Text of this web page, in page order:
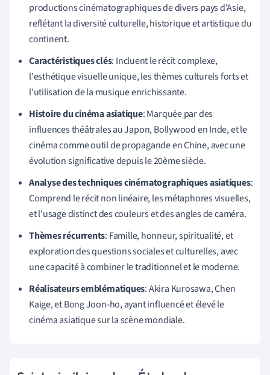
productions cinématographiques de divers pays d'Asie,
reflétant la diversité culturelle, historique et artistique du
continent.
Caractéristiques clés: Incluent le récit complexe,
l'esthétique visuelle unique, les thèmes culturels forts et
l'utilisation de la musique enrichissante.
Histoire du cinéma asiatique: Marquée par des
influences théâtrales au Japon, Bollywood en Inde, et le
cinéma comme outil de propagande en Chine, avec une
évolution significative depuis le 20ème siècle.
Analyse des techniques cinématographiques asiatiques:
Comprend le récit non linéaire, les métaphores visuelles,
et l'usage distinct des couleurs et des angles de caméra.
Thèmes récurrents: Famille, honneur, spiritualité, et
exploration des questions sociales et culturelles, avec
une capacité à combiner le traditionnel et le moderne.
Réalisateurs emblématiques: Akira Kurosawa, Chen
Kaige, et Bong Joon-ho, ayant influencé et élevé le
cinéma asiatique sur la scène mondiale.